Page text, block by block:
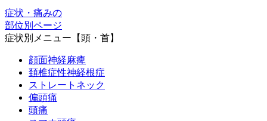
症状・痛みの
部位別ページ
症状別メニュー【頭・首】
顔面神経麻痺
頚椎症性神経根症
ストレートネック
偏頭痛
頭痛